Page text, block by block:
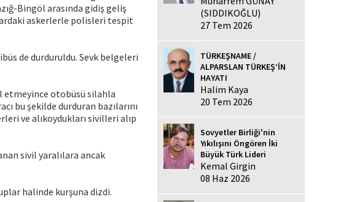
Bingöl arasında gidiş geliş
askerlerle polisleri tespit
de durduruldu. Sevk belgeleri
etmeyince otobüsü silahla
bu şekilde durduran bazılarını
ve alıkoydukları sivilleri alıp
sivil yaralılara ancak
halinde kurşuna dizdi.
(SIDDIKOĞLU)
27 Tem 2026
TÜRKEŞNAME /
ALPARSLAN TÜRKEŞ’İN
HAYATI
Halim Kaya
20 Tem 2026
Sovyetler Birliği'nin
Yıkılışını Öngören İki
Büyük Türk Lideri
Kemal Girgin
08 Haz 2026